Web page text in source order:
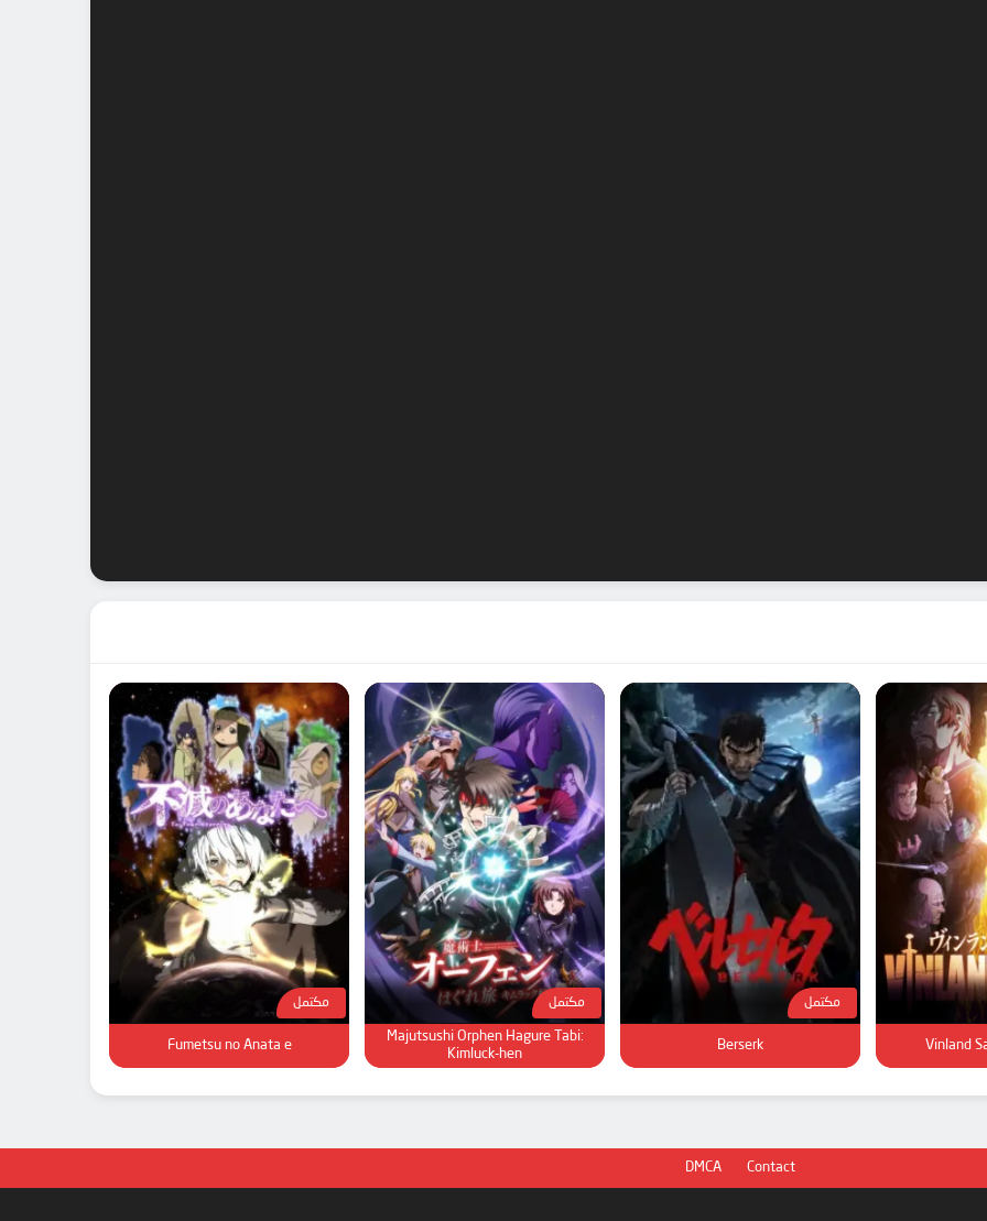
Vinland
مكتمل
Berserk
مكتمل
Majutsushi Orphen Hagure Tabi:
Kimluck-hen
مكتمل
Fumetsu no Anata e
DMCA Contact